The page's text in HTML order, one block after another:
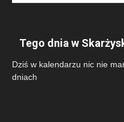
Tego dnia w
Dziś w kalendarzu nic nie
dniach